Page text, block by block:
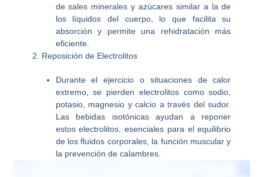
de sales minerales y azúcares similar a la de
los líquidos del cuerpo, lo que facilita su
absorción y permite una rehidratación más
eficiente.
2. Reposición de Electrolitos
Durante el ejercicio o situaciones de calor
extremo, se pierden electrolitos como sodio,
potasio, magnesio y calcio a través del sudor.
Las bebidas isotónicas ayudan a reponer
estos electrolitos, esenciales para el equilibrio
de los fluidos corporales, la función muscular y
la prevención de calambres.